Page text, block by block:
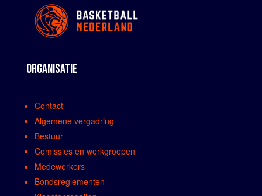
ORGANISATIE
Contact
Algemene vergadring
Bestuur
Comissies en werkgroepen
Medewerkers
Bondsreglementen